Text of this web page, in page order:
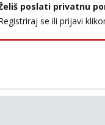
poslati privatnu
se ili prijavi